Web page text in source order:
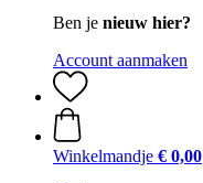
Ben je nieuw hier?
Account aanmaken
Winkelmandje € 0,00